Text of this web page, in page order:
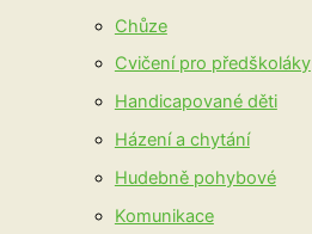
Chůze
Cvičení pro předškoláky
Handicapované děti
Házení a chytání
Hudebně pohybové
Komunikace